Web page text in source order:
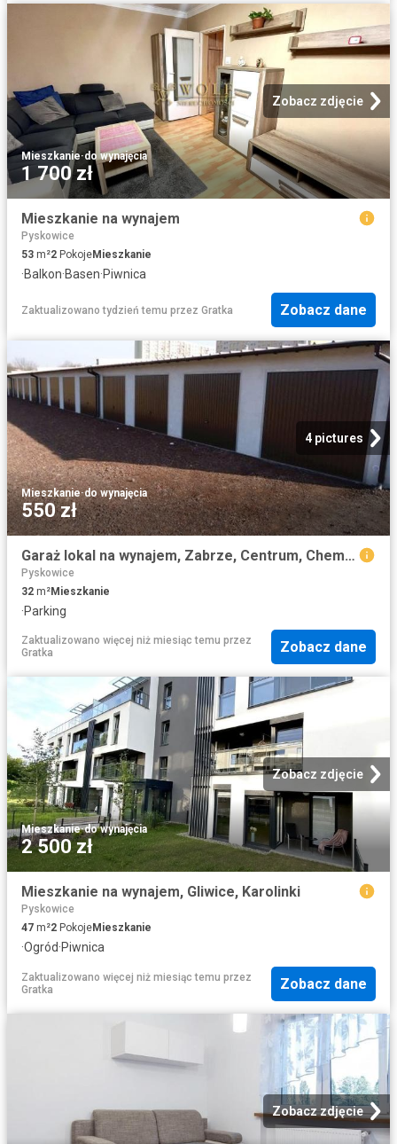
Zobacz zdjęcie
Mieszkanie·do wynajęcia
1 700 zł
Mieszkanie na wynajem
Pyskowice
53 m²2 PokojeMieszkanie
·Balkon·Basen·Piwnica
Zaktualizowano tydzień temu przez Gratka Zobacz dane
4 pictures
Mieszkanie·do wynajęcia
550 zł
Garaż lokal na wynajem, Zabrze, Centrum, Chemiczna
Pyskowice
32 m²Mieszkanie
·Parking
Zaktualizowano więcej niż miesiąc temu przez
Gratka
Zobacz dane
Zobacz zdjęcie
Mieszkanie·do wynajęcia
2 500 zł
Mieszkanie na wynajem, Gliwice, Karolinki
Pyskowice
47 m²2 PokojeMieszkanie
·Ogród·Piwnica
Zaktualizowano więcej niż miesiąc temu przez
Gratka
Zobacz dane
Zobacz zdjęcie